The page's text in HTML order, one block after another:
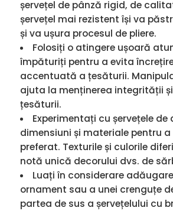
șervețel de pânză rigid, de
șervețel mai rezistent își va
și va ușura procesul de pliere.
Folosiți o atingere ușoară
împăturiți pentru a evita
accentuată a țesăturii.
ajuta la menținerea integrității
țesăturii.
Experimentați cu șervețele de
dimensiuni și materiale pentru
preferat. Texturile și culorile
notă unică decorului dvs. de
Luați în considerare
ornament sau a unei crenguțe
partea de sus a șervețelului cu